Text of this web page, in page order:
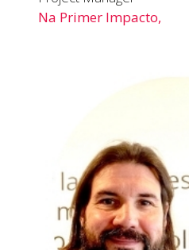
Na Primer Impacto,